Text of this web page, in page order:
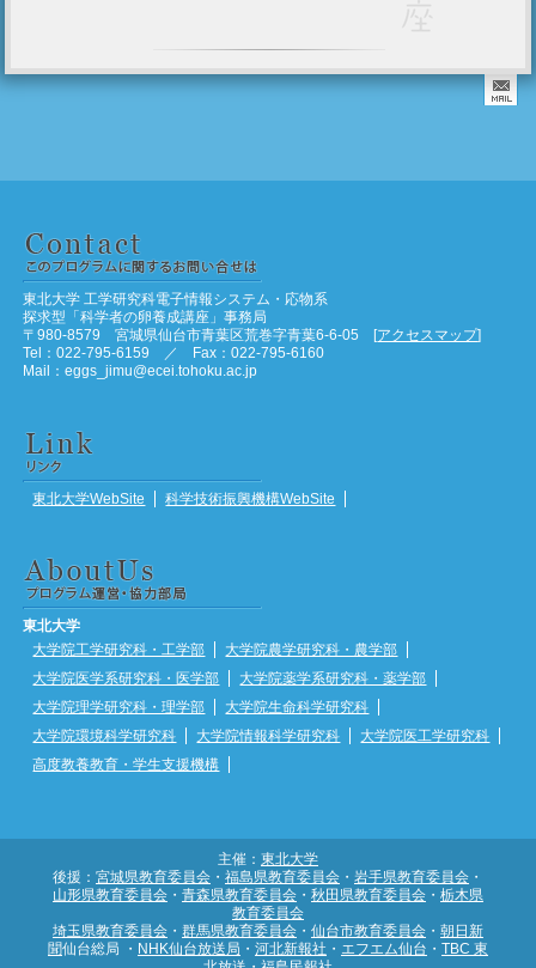
東北大学 工学研究科電子情報システム・応物系
探求型「科学者の卵養成講座」事務局
〒980-8579 宮城県仙台市青葉区荒巻字青葉6-6-05 [アクセスマップ]
Tel：022-795-6159 ／ Fax：022-795-6160
Mail：eggs_jimu@ecei.tohoku.ac.jp
東北大学WebSite 科学技術振興機構WebSite
東北大学
大学院工学研究科・工学部
大学院農学研究科・農学部
大学院医学系研究科・医学部
大学院薬学系研究科・薬学部
大学院理学研究科・理学部
大学院生命科学研究科
大学院環境科学研究科
大学院情報科学研究科
大学院医工学研究科
高度教養教育・学生支援機構
主催： 東北大学
後援： 宮城県教育委員会 ・ 福島県教育委員会 ・ 岩手県教育委員会 ・
山形県教育委員会 ・ 青森県教育委員会 ・ 秋田県教育委員会 ・ 栃木県
教育委員会
埼玉県教育委員会 ・ 群馬県教育委員会 ・ 仙台市教育委員会 ・ 朝日新
聞仙台総局 ・ NHK仙台放送局 ・ 河北新報社 ・ エフエム仙台 ・ TBC 東